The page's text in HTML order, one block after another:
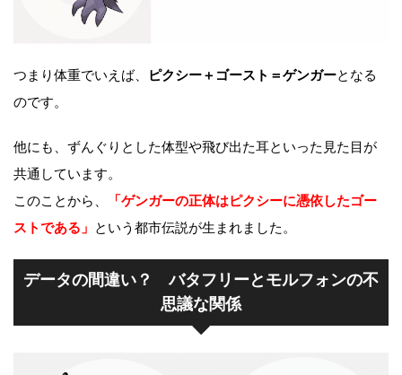
つまり体重でいえば、 ピクシー＋ゴースト＝ゲンガーとなる
のです。
他にも、ずんぐりとした体型や飛び出た耳といった見た目が
共通しています。
このことから、
「ゲンガーの正体はピクシーに憑依したゴー
ストである」 という都市伝説が生まれました。
データの間違い？ バタフリーとモルフォンの不
思議な関係